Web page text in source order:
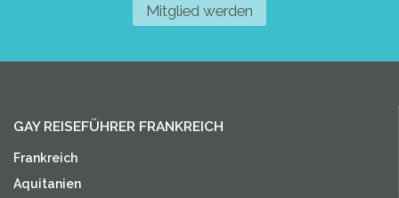
Mitglied werden
GAY REISEFÜHRER FRANKREICH
Frankreich
Aquitanien